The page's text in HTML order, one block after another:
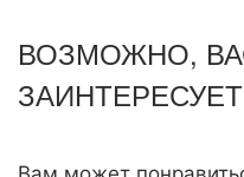
ВОЗМОЖНО,
ЗАИНТЕРЕСУЕТ